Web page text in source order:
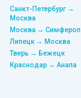
Санкт-Петербург →
Москва
Москва →
Липецк → Москва
Тверь → Бежецк
Краснодар → Анапа